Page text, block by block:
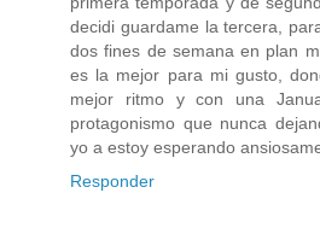
decidi guardame la tercera,
dos fines de semana en plan
es la mejor para mi gusto,
mejor ritmo y con una
protagonismo que nunca
yo a estoy esperando
Responder